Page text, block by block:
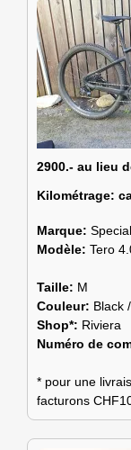
2900.- au lieu
Kilométrage:
Marque:
Modèle: Tero
Taille: M
Couleur: Black
Shop*: Riviera
Numéro de
* pour une
facturons